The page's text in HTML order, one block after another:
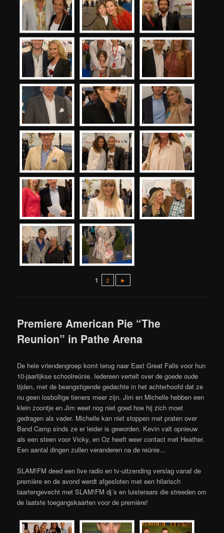
1 2 ►
Premiere American Pie “The
Reunion” in Pathe Arena
De hele vriendengroep komt terug naar East Great Falls voor hun
10-jaarlijkse schoolreünie. Iedereen vertelt over de goede oude
tijden, met de beangstigende gedachte in het achterhoofd dat ze
nu geen losbollige tieners meer zijn. Jim en Michelle hebben een
klein zoontje en Jim weet nog niet goed hoe hij zich moet
gedragen als vader. Michelle kan niet stoppen met praten over
Band Camp sinds ze er leider is geworden. Kevin valt opnieuw
als een steen voor Vicky, en Oz heeft weer contact met Heather.
Een aantal dingen zullen veranderen na de reünie…
SLAM!FM deed een live radio en tv-uitzending verslag vanaf de
première en de avond werdt afgesloten met een hilarisch
taartengevecht met SLAM!FM dj´s en luisteraars die streeden om
de laatste toegangskaarten voor de première!